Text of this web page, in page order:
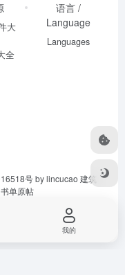
大
全
语言 /
Language
Languages
号by lincucao 建筑
书单原帖
我的